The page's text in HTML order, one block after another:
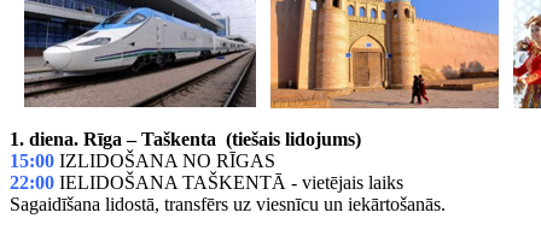
1. diena. Rīga – Taškenta (tiešais lidojums)
15:00 IZLIDOŠANA NO RĪGAS
22:00 IELIDOŠANA TAŠKENTĀ - vietējais laiks
Sagaidīšana lidostā, transfērs uz viesnīcu un iekārtošanās.